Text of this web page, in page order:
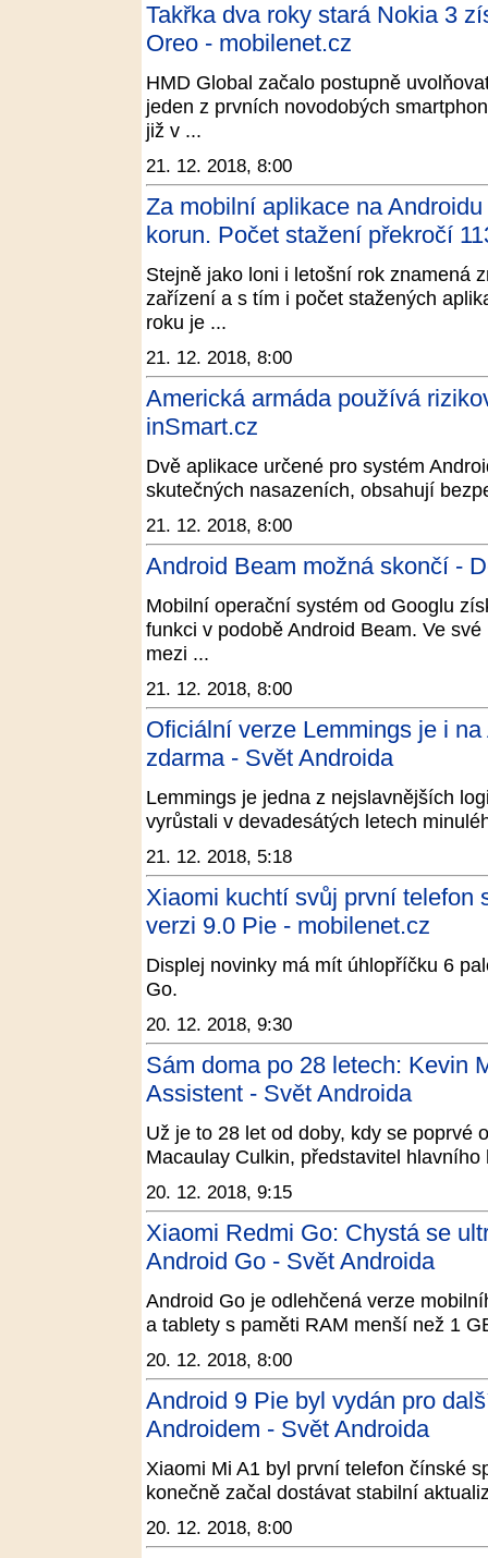
Takřka dva roky stará Nokia 3
Oreo - mobilenet.cz
HMD Global začalo postupně
jeden z prvních novodobých
již v ...
21. 12. 2018, 8:00
Za mobilní aplikace na
korun. Počet stažení překročí
Stejně jako loni i letošní rok znamená
zařízení a s tím i počet stažených
roku je ...
21. 12. 2018, 8:00
Americká armáda používá
inSmart.cz
Dvě aplikace určené pro systém
skutečných nasazeních, obsahují
21. 12. 2018, 8:00
Android Beam možná skončí -
Mobilní operační systém od Googlu
funkci v podobě Android Beam. Ve
mezi ...
21. 12. 2018, 8:00
Oficiální verze Lemmings je i
zdarma - Svět Androida
Lemmings je jedna z nejslavnějších
vyrůstali v devadesátých letech
21. 12. 2018, 5:18
Xiaomi kuchtí svůj první telefon
verzi 9.0 Pie - mobilenet.cz
Displej novinky má mít úhlopříčku 6
Go.
20. 12. 2018, 9:30
Sám doma po 28 letech: Kevin
Assistent - Svět Androida
Už je to 28 let od doby, kdy se poprvé
Macaulay Culkin, představitel
20. 12. 2018, 9:15
Xiaomi Redmi Go: Chystá se
Android Go - Svět Androida
Android Go je odlehčená verze
a tablety s paměti RAM menší než 1
20. 12. 2018, 8:00
Android 9 Pie byl vydán pro
Androidem - Svět Androida
Xiaomi Mi A1 byl první telefon čínské
konečně začal dostávat stabilní
20. 12. 2018, 8:00